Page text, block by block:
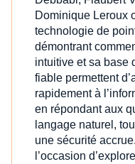
Dominique Leroux
technologie de
démontrant
intuitive et sa base
fiable permettent
rapidement à
en répondant aux
langage naturel,
une sécurité
l’occasion